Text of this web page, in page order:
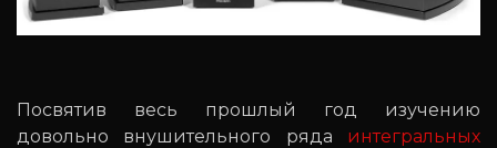
Посвятив весь прошлый год изучению
довольно внушительного ряда интегральных